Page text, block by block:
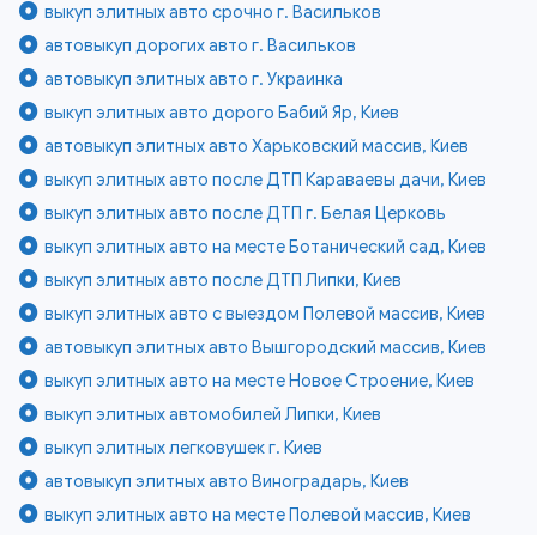
выкуп элитных авто срочно г. Васильков
автовыкуп дорогих авто г. Васильков
автовыкуп элитных авто г. Украинка
выкуп элитных авто дорого Бабий Яр, Киев
автовыкуп элитных авто Харьковский массив, Киев
выкуп элитных авто после ДТП Караваевы дачи, Киев
выкуп элитных авто после ДТП г. Белая Церковь
выкуп элитных авто на месте Ботанический сад, Киев
выкуп элитных авто после ДТП Липки, Киев
выкуп элитных авто с выездом Полевой массив, Киев
автовыкуп элитных авто Вышгородский массив, Киев
выкуп элитных авто на месте Новое Строение, Киев
выкуп элитных автомобилей Липки, Киев
выкуп элитных легковушек г. Киев
автовыкуп элитных авто Виноградарь, Киев
выкуп элитных авто на месте Полевой массив, Киев